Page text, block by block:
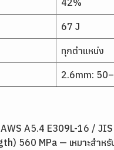
42%
67 J
ทุกตำแหน่ง
2.6mm:
A5.4 E309L-16 /
560 MPa — เหมาะสำห